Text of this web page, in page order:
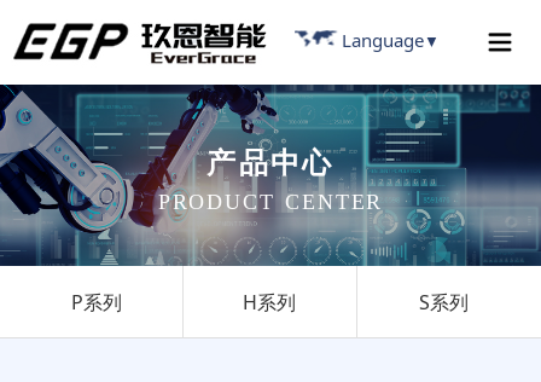
Language▼
产品中心
PRODUCT CENTER
P系列 H系列 S系列